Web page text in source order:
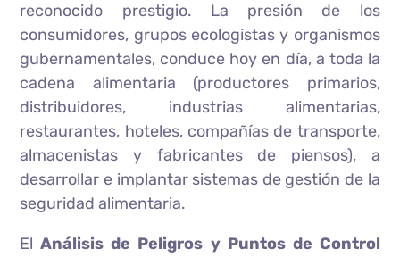
reconocido prestigio. La presión de los
consumidores, grupos ecologistas y organismos
gubernamentales, conduce hoy en día, a toda la
cadena alimentaria (productores primarios,
distribuidores, industrias alimentarias,
restaurantes, hoteles, compañías de transporte,
almacenistas y fabricantes de piensos), a
desarrollar e implantar sistemas de gestión de la
seguridad alimentaria.
ElAnálisis de Peligros y Puntos de Control